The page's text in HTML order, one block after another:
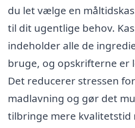
du let vælge en
til dit ugentlige behov.
indeholder alle de
bruge, og opskrifterne er
Det reducerer stressen
madlavning og gør det
tilbringe mere kvalitetstid